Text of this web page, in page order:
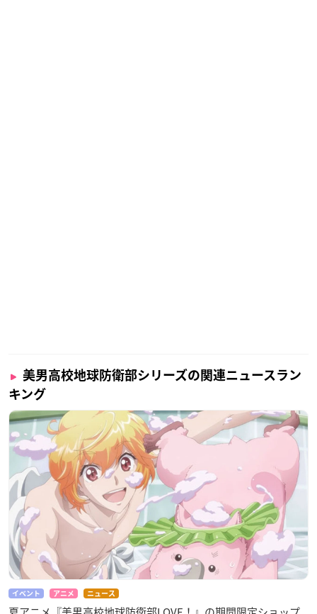
美男高校地球防衛部シリーズの関連ニュースラン
キング
イベント アニメ ニュース